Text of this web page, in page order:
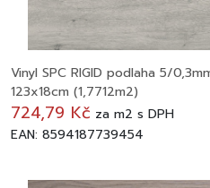
Vinyl SPC RIGID podlaha 5/
123x18cm (1,7712m2)
724,79 Kč za m2 s DPH
EAN: 8594187739454